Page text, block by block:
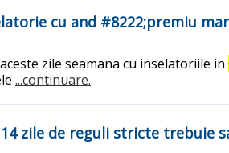
cu and #8222;premiu
zile seamana cu inselatoriile in
...continuare.
zile de reguli stricte trebuie